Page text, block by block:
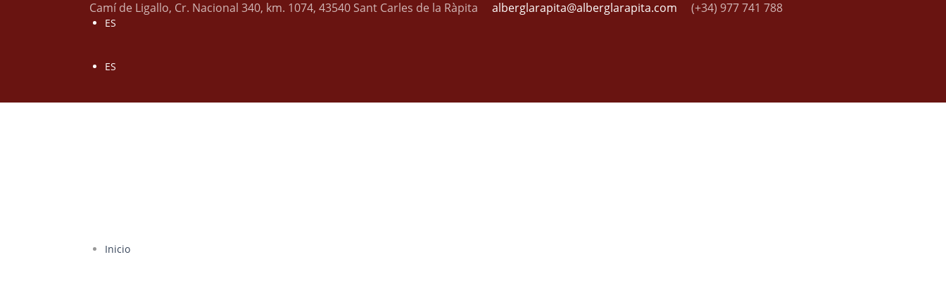
Camí de Ligallo, Cr. Nacional 340, km. 1074, 43540 Sant Carles de la Ràpita alberglarapita@alberglarapita.com (+34) 977 741 788
ES
ES
Inicio